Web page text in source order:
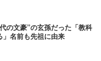
の文豪”の玄孫だった「教科
」名前も先祖に由来